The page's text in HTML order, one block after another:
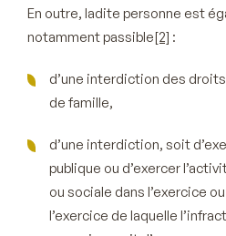
En outre, ladite personne est
notamment passible[2] :
d’une interdiction des
de famille,
d’une interdiction, soit
publique ou d’exercer
ou sociale dans l’exercice
l’exercice de laquelle